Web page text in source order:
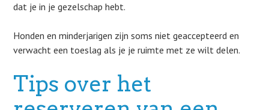
dat je in je gezelschap hebt.
Honden en minderjarigen zijn soms niet geaccepteerd en
verwacht een toeslag als je je ruimte met ze wilt delen.
Tips over het